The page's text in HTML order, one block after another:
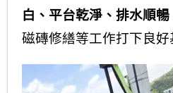
白、平台乾淨、排水順暢
磁磚修繕等工作打下良好